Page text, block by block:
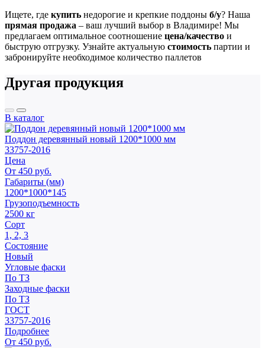
Ищете, где купить недорогие и крепкие поддоны б/у? Наша
прямая продажа – ваш лучший выбор в Владимире! Мы
предлагаем оптимальное соотношение цена/качество и
быструю отгрузку. Узнайте актуальную стоимость партии и
забронируйте необходимое количество паллетов
Другая продукция
В каталог
Поддон деревянный новый 1200*1000 мм
33757-2016
Цена
От 450 руб.
Габариты (мм)
1200*1000*145
Грузоподъемность
2500 кг
Сорт
1, 2, 3
Состояние
Новый
Угловые фаски
По ТЗ
Заходные фаски
По ТЗ
ГОСТ
33757-2016
Подробнее
От 450 руб.